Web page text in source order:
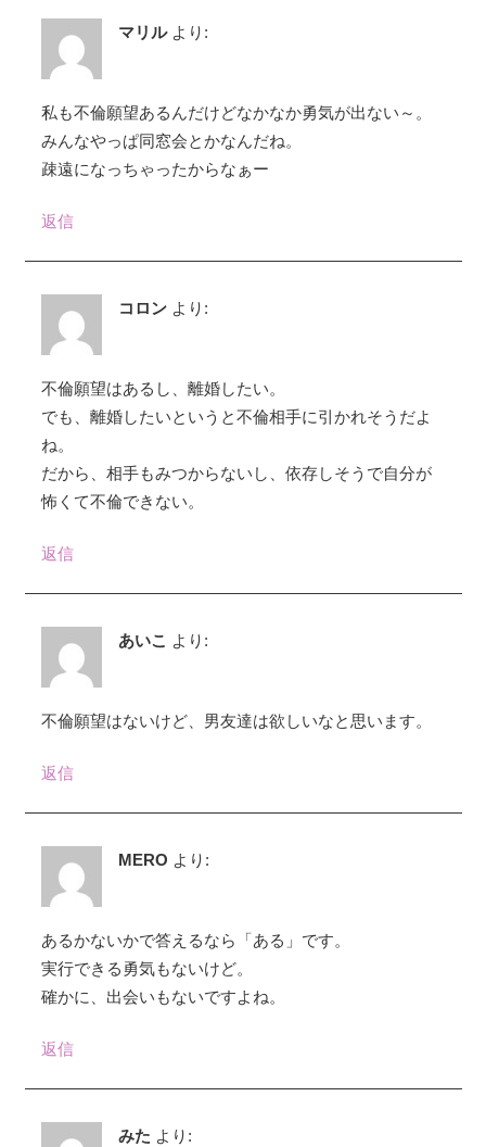
マリル より:
私も不倫願望あるんだけどなかなか勇気が出ない～。
みんなやっぱ同窓会とかなんだね。
疎遠になっちゃったからなぁー
返信
コロン より:
不倫願望はあるし、離婚したい。
でも、離婚したいというと不倫相手に引かれそうだよ
ね。
だから、相手もみつからないし、依存しそうで自分が
怖くて不倫できない。
返信
あいこ より:
不倫願望はないけど、男友達は欲しいなと思います。
返信
MERO より:
あるかないかで答えるなら「ある」です。
実行できる勇気もないけど。
確かに、出会いもないですよね。
返信
みた より: